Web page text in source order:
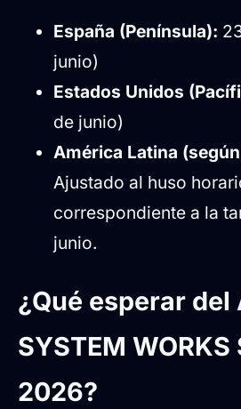
España (Península):
junio)
Estados Unidos
de junio)
América Latina
Ajustado al huso
correspondiente a la
junio.
¿Qué esperar del
SYSTEM
2026?